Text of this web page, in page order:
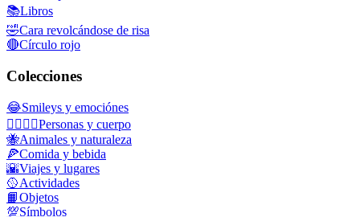
📚Libros
🤣Cara revolcándose de risa
🔴Círculo rojo
Colecciones
😂Smileys y emociónes
👩‍❤️‍💋‍👨Personas y cuerpo
🐝Animales y naturaleza
🍕Comida y bebida
🌇Viajes y lugares
🥎Actividades
📙Objetos
💯Símbolos